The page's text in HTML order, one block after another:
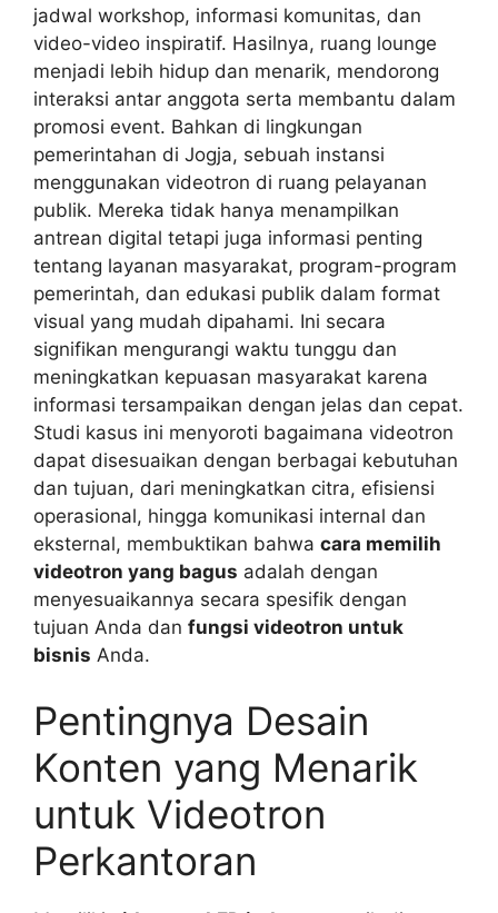
jadwal workshop, informasi komunitas, dan
video-video inspiratif. Hasilnya, ruang lounge
menjadi lebih hidup dan menarik, mendorong
interaksi antar anggota serta membantu dalam
promosi event. Bahkan di lingkungan
pemerintahan di Jogja, sebuah instansi
menggunakan videotron di ruang pelayanan
publik. Mereka tidak hanya menampilkan
antrean digital tetapi juga informasi penting
tentang layanan masyarakat, program-program
pemerintah, dan edukasi publik dalam format
visual yang mudah dipahami. Ini secara
signifikan mengurangi waktu tunggu dan
meningkatkan kepuasan masyarakat karena
informasi tersampaikan dengan jelas dan cepat.
Studi kasus ini menyoroti bagaimana videotron
dapat disesuaikan dengan berbagai kebutuhan
dan tujuan, dari meningkatkan citra, efisiensi
operasional, hingga komunikasi internal dan
eksternal, membuktikan bahwa cara memilih
videotron yang bagus adalah dengan
menyesuaikannya secara spesifik dengan
tujuan Anda dan fungsi videotron untuk
bisnis Anda.
Pentingnya Desain
Konten yang Menarik
untuk Videotron
Perkantoran